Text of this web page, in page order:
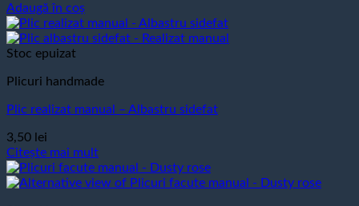
Adaugă în coș
Stoc epuizat
Plicuri handmade
Plic realizat manual – Albastru sidefat
3,50 lei
Citește mai mult